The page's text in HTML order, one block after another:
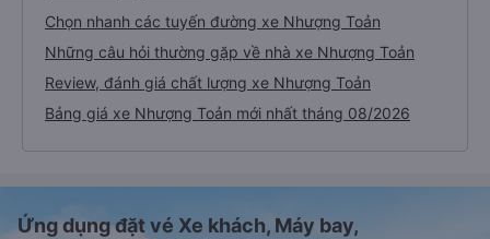
Chọn nhanh các tuyến đường xe Nhượng Toản
Những câu hỏi thường gặp về nhà xe Nhượng Toản
Review, đánh giá chất lượng xe Nhượng Toản
Bảng giá xe Nhượng Toản mới nhất tháng 08/2026
Ứng dụng đặt vé Xe khách, Máy bay,